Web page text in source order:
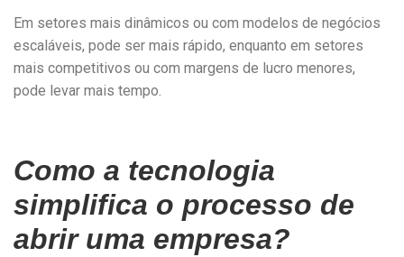
Em setores mais dinâmicos ou com modelos de negócios
escaláveis, pode ser mais rápido, enquanto em setores
mais competitivos ou com margens de lucro menores,
pode levar mais tempo.
Como a tecnologia
simplifica o processo de
abrir uma empresa?